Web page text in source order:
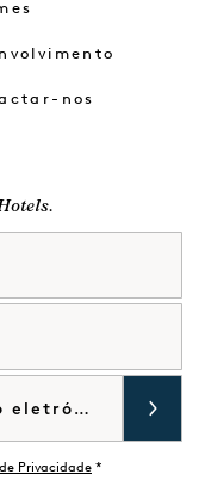
nos
Privacidade *